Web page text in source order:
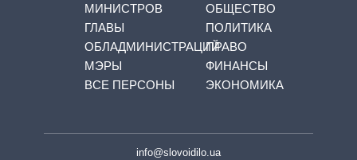
МИНИСТРОВ
ГЛАВЫ
ОБЛАДМИНИСТРАЦИЙ
МЭРЫ
ВСЕ ПЕРСОНЫ
ОБЩЕСТВО
ПОЛИТИКА
ПРАВО
ФИНАНСЫ
ЭКОНОМИКА
info@slovoidilo.ua